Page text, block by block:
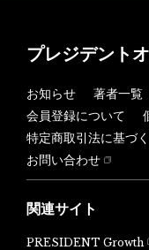
プレジデント
お知らせ 著者一覧
会員登録について
特定商取引法に基づ
お問い合わせ
関連サイト
PRESIDENT Growth